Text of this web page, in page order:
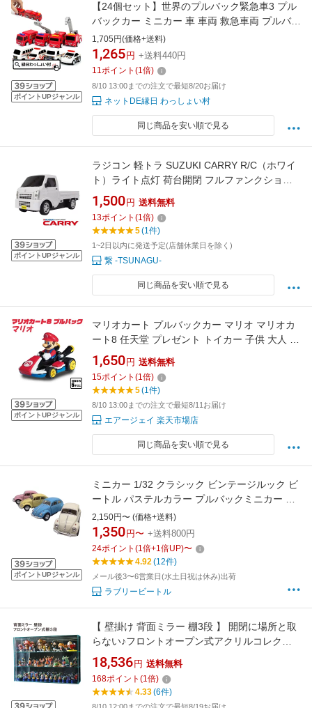
ポイントUPジャンル
【24個セット】世界のプルバック緊急車3 プル
バックカー ミニカー 車 車両 救急車両 プルバッ
ク 男の子 子ども会 子供会 景品 玩具 おもちゃ
縁日景品 走る おまけ 縁日 お祭り くじ引き景品
お子様ランチ お祭り問屋 販促 ハロウィン
1,705円(価格+送料)
1,265 円 +送料440円
11ポイント (1倍)
8/10 13:00までの注文で最短8/20お届け
ネットDE縁日 わっしょい村
同じ商品を安い順で見る
ポイントUPジャンル
ラジコン 軽トラ SUZUKI CARRY R/C（ホワイ
ト）ライト点灯 荷台開閉 フルファンクション
スズキ株式会社 正規ライセンス商品 車 子供 プ
レゼント 誕生日 お祝い キャリイ 軽トラ 軽トラ
ラジコン スズキ ラジコン【送料無料】 キャリ
ー 【箱潰れすこしあり中身新品】
1,500 円 送料無料
13ポイント (1倍)
5(1件)
1~2日以内に発送予定(店舗休業日を除く)
繋 -TSUNAGU-
同じ商品を安い順で見る
ポイントUPジャンル
マリオカート プルバックカー マリオ マリオカ
ート8 任天堂 プレゼント トイカー 子供 大人 男
の子 女の子 KYOSHO EGG 京商 ミニカー カー
レース TV015M フィギュア カート リアル 人気
おすすめ
1,650 円 送料無料
15ポイント (1倍)
5(1件)
8/10 13:00までの注文で最短8/11お届け
エアージェイ 楽天市場店
同じ商品を安い順で見る
ポイントUPジャンル
ミニカー 1/32 クラシック ビンテージルック ビ
ートル パステルカラー プルバックミニカー フ
ォルクスワーゲン クラシックカー
VOLKSWAGEN BEETLE 【A】
2,150円〜 (価格+送料)
1,350 円〜 +送料800円
24ポイント (1倍+1倍UP)〜
4.92(12件)
メール後3〜6営業日(水土日祝は休み)出荷
ラブリービートル
【 壁掛け 背面ミラー 棚3段 】 開閉に場所と取
らない♪フロントオープン式アクリルコレクシ
ョンケース/フィギュアケース/幅53.7cm/奥行
13.7cm/高さ11.7cm
18,536 円 送料無料
168ポイント (1倍)
4.33(6件)